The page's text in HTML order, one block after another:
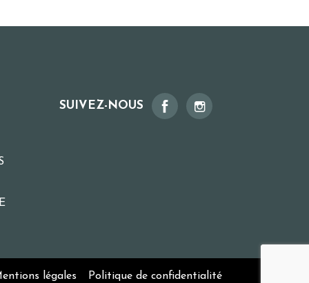
SUIVEZ-NOUS
légales Politique de confidentialité